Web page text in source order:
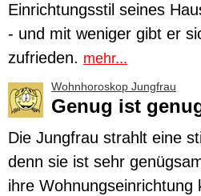
Einrichtungsstil seines
- und mit weniger gibt er
zufrieden. mehr...
Wohnhoroskop Jungfrau
Genug ist
Die Jungfrau strahlt eine
denn sie ist sehr
ihre Wohnungseinrichtung